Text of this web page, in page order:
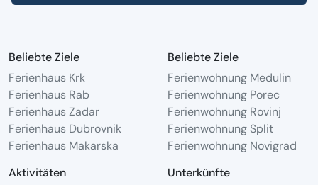
Beliebte Ziele
Ferienhaus Krk
Ferienhaus Rab
Ferienhaus Zadar
Ferienhaus Dubrovnik
Ferienhaus Makarska
Beliebte Ziele
Ferienwohnung Medulin
Ferienwohnung Porec
Ferienwohnung Rovinj
Ferienwohnung Split
Ferienwohnung Novigrad
Aktivitäten
Unterkünfte